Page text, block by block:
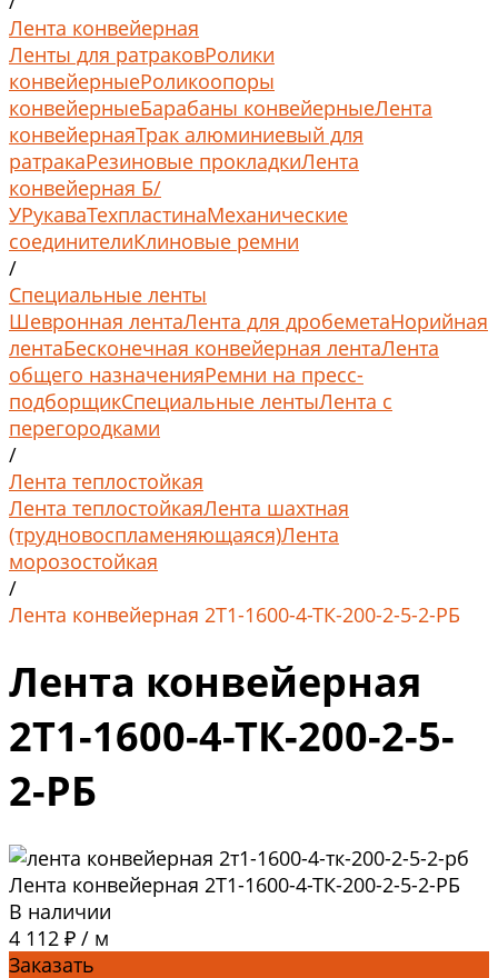
Лента конвейерная
Ленты для ратраковРолики
конвейерныеРоликоопоры
конвейерныеБарабаны конвейерныеЛента
конвейернаяТрак алюминиевый для
ратракаРезиновые прокладкиЛента
конвейерная Б/
УРукаваТехпластинаМеханические
соединителиКлиновые ремни
/
Специальные ленты
Шевронная лентаЛента для дробеметаНорийная
лентаБесконечная конвейерная лентаЛента
общего назначенияРемни на пресс-
подборщикСпециальные лентыЛента с
перегородками
/
Лента теплостойкая
Лента теплостойкаяЛента шахтная
(трудновоспламеняющаяся)Лента
морозостойкая
/
Лента конвейерная 2Т1-1600-4-ТК-200-2-5-2-РБ
Лента конвейерная
2Т1-1600-4-ТК-200-2-5-
2-РБ
Лента конвейерная 2Т1-1600-4-ТК-200-2-5-2-РБ
В наличии
4 112 ₽ / м
Заказать